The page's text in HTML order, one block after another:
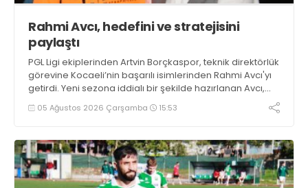
Rahmi Avcı, hedefini ve stratejisini
paylaştı
PGL Ligi ekiplerinden Artvin Borçkaspor, teknik direktörlük
görevine Kocaeli’nin başarılı isimlerinden Rahmi Avcı'yı
getirdi. Yeni sezona iddialı bir şekilde hazırlanan Avcı,
duygularını aktardı.
05 Ağustos 2026 Çarşamba 15:53